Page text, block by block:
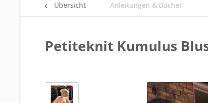
Übersicht Anleitungen & Bücher
Petiteknit Kumulus